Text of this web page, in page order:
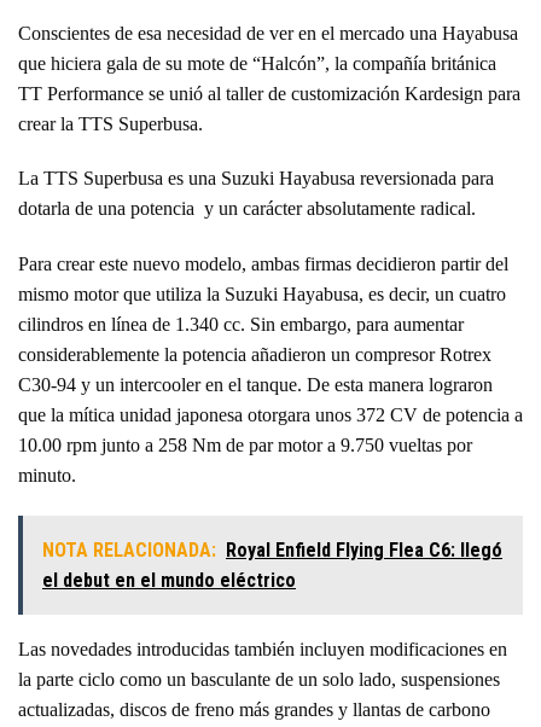
Conscientes de esa necesidad de ver en el mercado una Hayabusa
que hiciera gala de su mote de “Halcón”, la compañía británica
TT Performance se unió al taller de customización Kardesign para
crear la TTS Superbusa.
La TTS Superbusa es una Suzuki Hayabusa reversionada para
dotarla de una potencia y un carácter absolutamente radical.
Para crear este nuevo modelo, ambas firmas decidieron partir del
mismo motor que utiliza la Suzuki Hayabusa, es decir, un cuatro
cilindros en línea de 1.340 cc. Sin embargo, para aumentar
considerablemente la potencia añadieron un compresor Rotrex
C30-94 y un intercooler en el tanque. De esta manera lograron
que la mítica unidad japonesa otorgara unos 372 CV de potencia a
10.00 rpm junto a 258 Nm de par motor a 9.750 vueltas por
minuto.
NOTA RELACIONADA: Royal Enfield Flying Flea C6: llegó
el debut en el mundo eléctrico
Las novedades introducidas también incluyen modificaciones en
la parte ciclo como un basculante de un solo lado, suspensiones
actualizadas, discos de freno más grandes y llantas de carbono